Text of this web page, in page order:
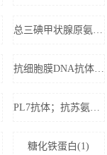
总三碘甲状腺原氨酸（TT3)(1)
抗细胞膜DNA抗体(1)
PL7抗体；抗苏氨酰tRNA合成酶(1)
糖化铁蛋白(1)